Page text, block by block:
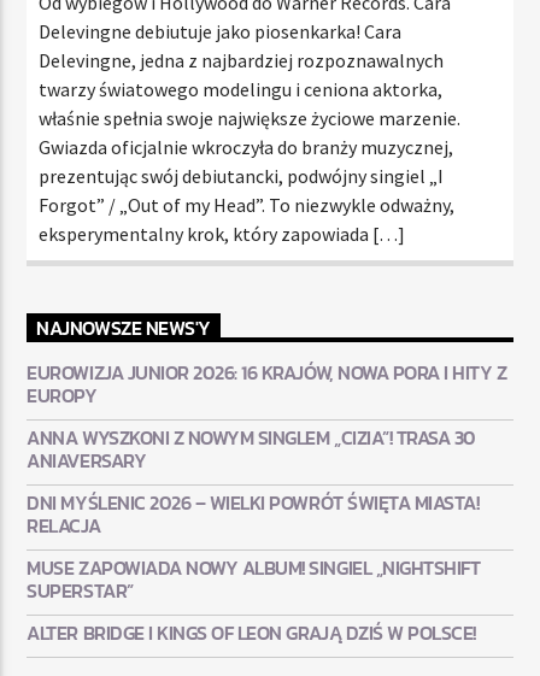
Delevingne debiutuje jako piosenkarka! Cara
Delevingne, jedna z najbardziej rozpoznawalnych
twarzy światowego modelingu i ceniona aktorka,
właśnie spełnia swoje największe życiowe marzenie.
Gwiazda oficjalnie wkroczyła do branży muzycznej,
prezentując swój debiutancki, podwójny singiel „I
Forgot” / „Out of my Head”. To niezwykle odważny,
eksperymentalny krok, który zapowiada […]
NAJNOWSZE NEWS'Y
EUROWIZJA JUNIOR 2026: 16 KRAJÓW, NOWA PORA I HITY Z
EUROPY
ANNA WYSZKONI Z NOWYM SINGLEM „CIZIA”! TRASA 30
ANIAVERSARY
DNI MYŚLENIC 2026 – WIELKI POWRÓT ŚWIĘTA MIASTA!
RELACJA
MUSE ZAPOWIADA NOWY ALBUM! SINGIEL „NIGHTSHIFT
SUPERSTAR”
ALTER BRIDGE I KINGS OF LEON GRAJĄ DZIŚ W POLSCE!